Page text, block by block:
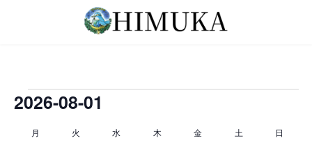
イ
ベ
2026-08-01
月 火 水 木 金 土 日